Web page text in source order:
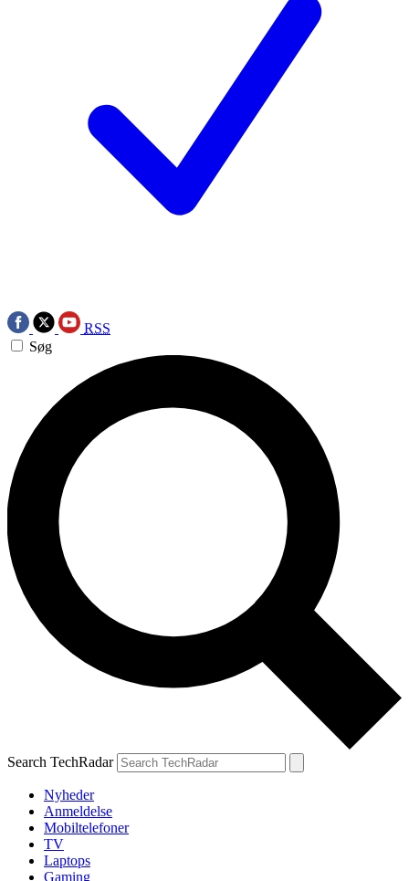
RSS
Søg
Search TechRadar
Nyheder
Anmeldelse
Mobiltelefoner
TV
Laptops
Gaming